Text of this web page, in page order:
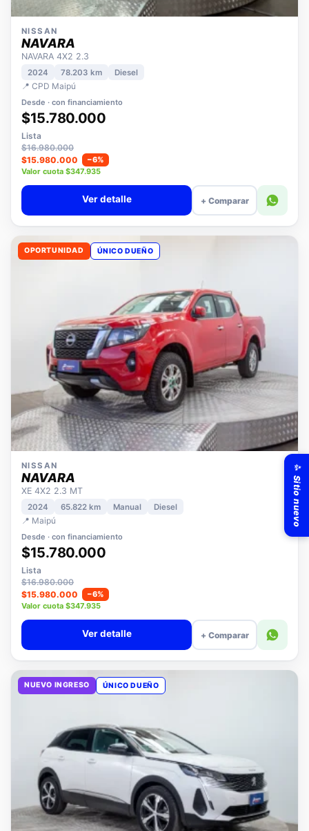
NISSAN
NAVARA
NAVARA 4X2 2.3
2024 78.203 km
📍 CPD Maipú
Desde · con financiamiento
$15.780.000
Lista
$16.980.000
$15.980.000
−6%
Valor cuota $347.935
+ Comparar
OPORTUNIDAD
NISSAN
NAVARA
XE 4X2 2.3 MT
2024
📍 Maipú
Desde · con financiamiento
$15.780.000
Lista
$16.980.000
$15.980.000
−6%
Valor cuota $347.935
+ Comparar
NUEVO INGRESO
✨ Sitio nuevo